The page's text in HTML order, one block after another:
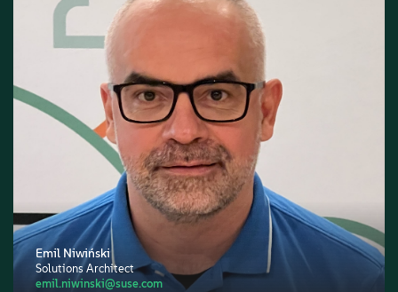
Emil Niwiński
Solutions Architect
emil.niwinski@suse.com